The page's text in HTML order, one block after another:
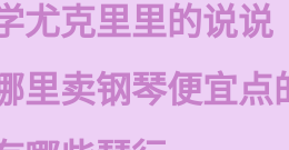
尤克里里的说说
里卖钢琴便宜点